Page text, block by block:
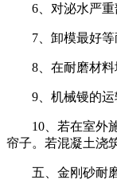
6、对泌水严重
7、卸模最好等耐
8、在耐磨材料地
9、机械镘的运转
10、若在室外施
帘子。若混凝土浇
五、金刚砂耐磨